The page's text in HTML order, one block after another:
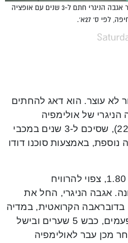
רקורד מרשים לשחקן צעיר. פיטר אגבה הניגרי חתם ל-3 שנים עם אופציה
לפי ס' 27א'.
לא עוצר. הוא דאג להחתים
של אולימפיה
לובליאנה, פטר אגבה (22), שסיכם ל-3 שנים במכבי
נוספת, באמצעות סוכנו דודו
אגבה, המתנשא לגובה 1.80, צפוי להרוויח
נטו לעונה. אגבה הניגרי, החל את
בדובראבה הקרואטית, במדיה
שיחק בעונה אחת 35 פעמים, כבש 5 שערים ובישל
מכן עבר לאולימפיה